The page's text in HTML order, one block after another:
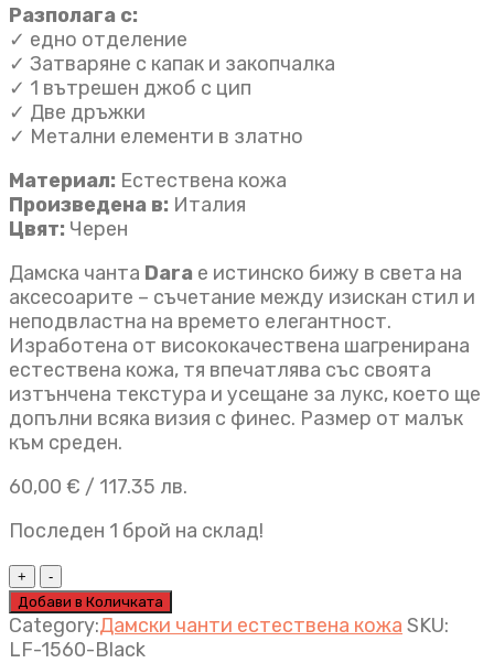
Разполага с:
✓ едно отделение
✓ Затваряне с капак и закопчалка
✓ 1 вътрешен джоб с цип
✓ Две дръжки
✓ Метални елементи в златно
Материал: Естествена кожа
Произведена в: Италия
Цвят: Черен
Дамска чанта Dara е истинско бижу в света на
аксесоарите – съчетание между изискан стил и
неподвластна на времето елегантност.
Изработена от висококачествена шагренирана
естествена кожа, тя впечатлява със своята
изтънчена текстура и усещане за лукс, което ще
допълни всяка визия с финес. Размер от малък
към среден.
60,00 € / 117.35 лв.
Последен 1 брой на склад!
Дамска
чанта
Dara
черно
Добави в Количката
Category:Дамски чанти естествена кожа SKU:
LF-1560-Black